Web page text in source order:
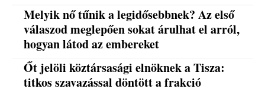
Melyik nő tűnik a legidősebbnek? Az első
válaszod meglepően sokat árulhat el arról,
hogyan látod az embereket
Őt jelöli köztársasági elnöknek a Tisza:
titkos szavazással döntött a frakció